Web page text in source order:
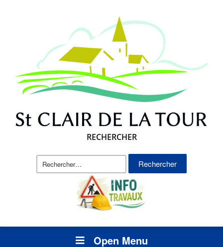
RECHERCHER
Rechercher :
Open Menu